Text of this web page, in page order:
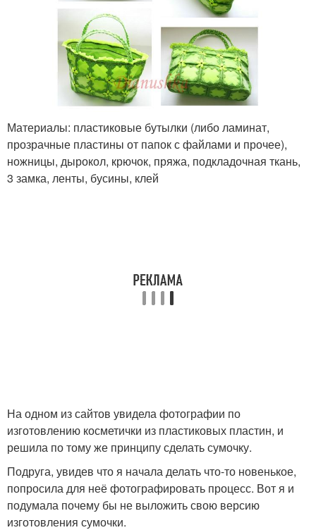
Материалы: пластиковые бутылки (либо ламинат,
прозрачные пластины от папок с файлами и прочее),
ножницы, дырокол, крючок, пряжа, подкладочная ткань,
3 замка, ленты, бусины, клей
На одном из сайтов увидела фотографии по
изготовлению косметички из пластиковых пластин, и
решила по тому же принципу сделать сумочку.
Подруга, увидев что я начала делать что-то новенькое,
попросила для неё фотографировать процесс. Вот я и
подумала почему бы не выложить свою версию
изготовления сумочки.